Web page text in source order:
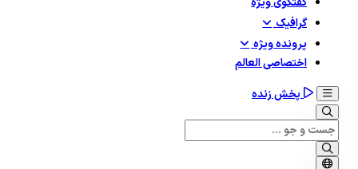
گرافيک
پرونده ویژه
اختصاصی العالم
پخش زنده